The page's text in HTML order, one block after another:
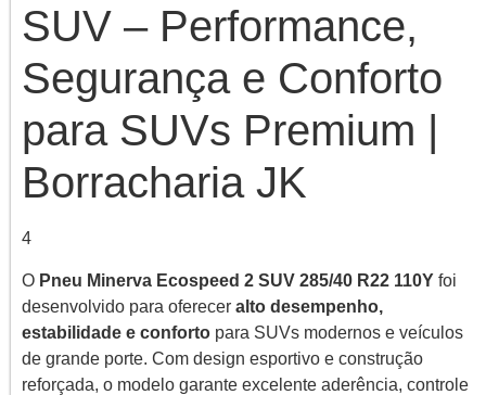
SUV – Performance,
Segurança e Conforto
para SUVs Premium |
Borracharia JK
4
O Pneu Minerva Ecospeed 2 SUV 285/40 R22 110Y foi
desenvolvido para oferecer alto desempenho,
estabilidade e conforto para SUVs modernos e veículos
de grande porte. Com design esportivo e construção
reforçada, o modelo garante excelente aderência, controle